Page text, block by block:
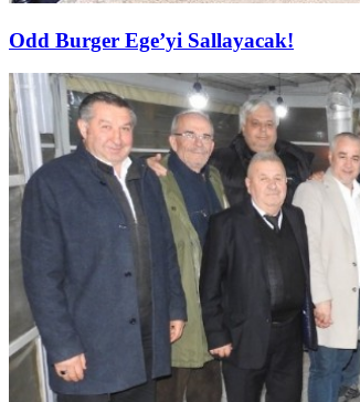
Odd Burger Ege’yi Sallayacak!